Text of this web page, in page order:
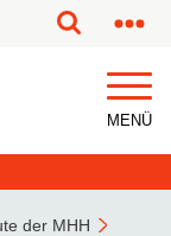
MENÜ
der MHH